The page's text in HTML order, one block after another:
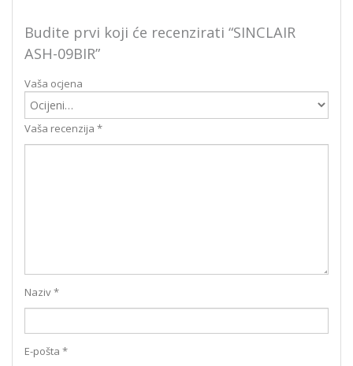
Budite prvi koji će recenzirati “SINCLAIR
ASH-09BIR”
Vaša ocjena
Vaša recenzija *
Naziv*
E-pošta *